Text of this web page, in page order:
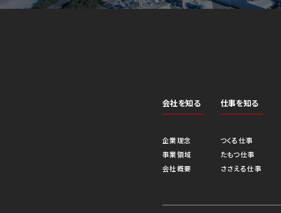
会社を知る
企業理念
事業領域
会社概要
仕事を知る
つくる仕事
たもつ仕事
ささえる仕事